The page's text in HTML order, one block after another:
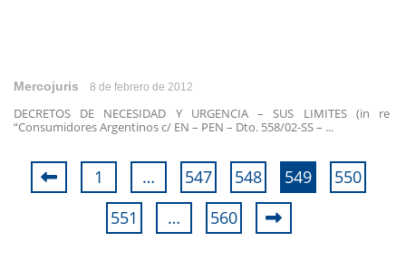
Mercojuris 8 de febrero de 2012
DECRETOS DE NECESIDAD Y URGENCIA – SUS LIMITES (in re
“Consumidores Argentinos c/ EN – PEN – Dto. 558/02-SS – ...
1 … 547 548 549
550
551
… 560